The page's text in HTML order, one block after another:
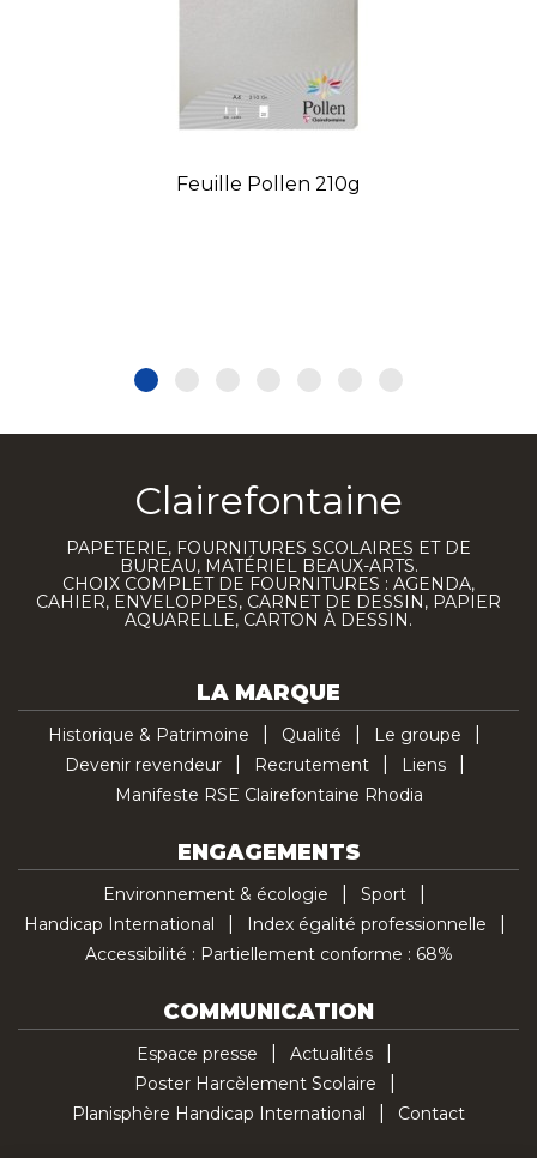
Feuille Pollen 210g
Clairefontaine
PAPETERIE, FOURNITURES SCOLAIRES ET DE
BUREAU, MATÉRIEL BEAUX-ARTS.
CHOIX COMPLET DE FOURNITURES : AGENDA,
CAHIER, ENVELOPPES, CARNET DE DESSIN, PAPIER
AQUARELLE, CARTON À DESSIN.
LA MARQUE
Historique & Patrimoine Qualité
Le groupe
Devenir revendeur
Recrutement
Liens
Manifeste RSE Clairefontaine Rhodia
ENGAGEMENTS
Environnement & écologie
Sport
Handicap International
Index égalité professionnelle
Accessibilité : Partiellement conforme : 68%
COMMUNICATION
Espace presse
Actualités
Poster Harcèlement Scolaire
Planisphère Handicap International
Contact